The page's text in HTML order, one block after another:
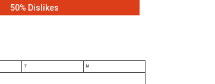
50% Dislikes
M
T